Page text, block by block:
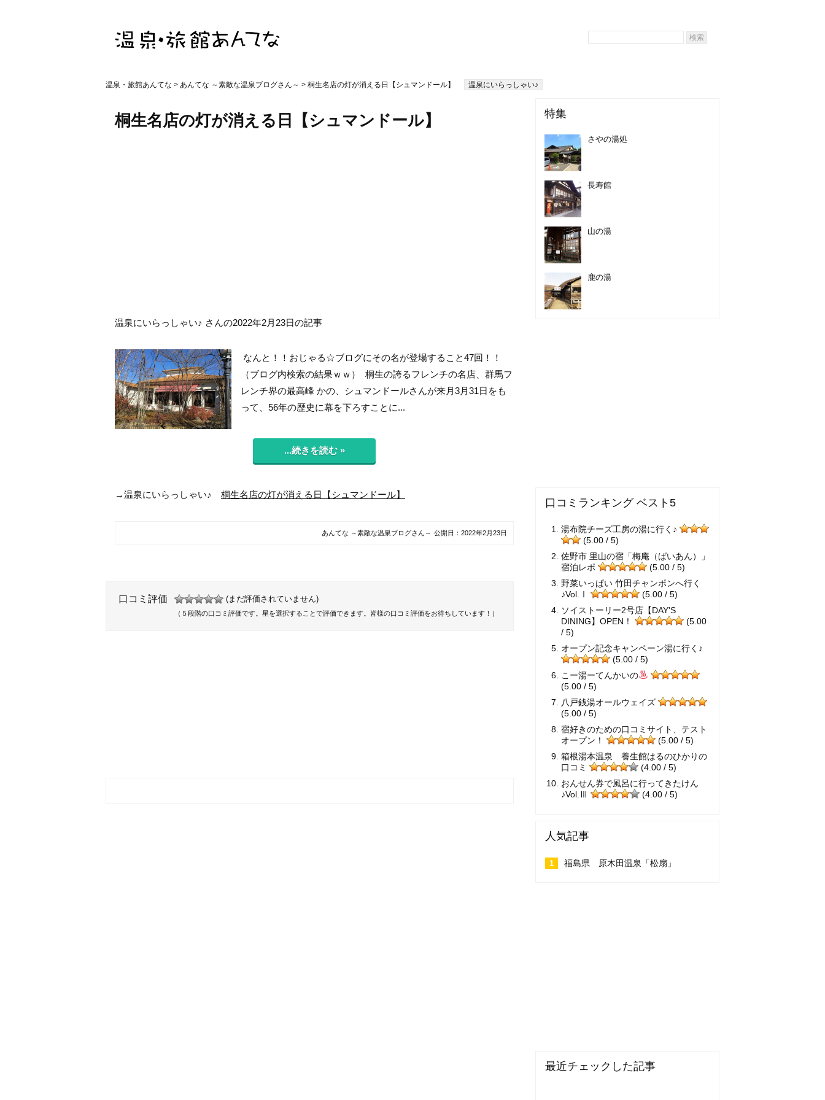
温泉・旅館あんてな > あんてな ～素敵な温泉ブログさん～ > 桐生名店の灯が消える日【シュマンドール】 温泉にいらっしゃい♪
桐生名店の灯が消える日【シュマンドール】
温泉にいらっしゃい♪ さんの2022年2月23日の記事
なんと！！おじゃる☆ブログにその名が登場すること47回！！
（ブログ内検索の結果ｗｗ） 桐生の誇るフレンチの名店、群馬フ
レンチ界の最高峰 かの、シュマンドールさんが来月3月31日をも
って、56年の歴史に幕を下ろすことに...
...続きを読む »
→温泉にいらっしゃい♪ 桐生名店の灯が消える日【シュマンドール】
あんてな ～素敵な温泉ブログさん～ 公開日： 2022年2月23日
口コミ評価 (まだ評価されていません)
（５段階の口コミ評価です。星を選択することで評価できます。皆様の口コミ評価をお待ちしています！）
特集
さやの湯処
長寿館
山の湯
鹿の湯
口コミランキング ベスト5
湯布院チーズ工房の湯に行く♪
(5.00 / 5)
佐野市 里山の宿「梅庵（ばいあん）」
宿泊レポ
(5.00 / 5)
野菜いっぱい 竹田チャンポンへ行く
♪Vol.Ⅰ
(5.00 / 5)
ソイストーリー2号店【DAY'S
DINING】OPEN！
(5.00
/ 5)
オープン記念キャンペーン湯に行く♪
(5.00 / 5)
こー湯ーてんかいの
(5.00 / 5)
八戸銭湯オールウェイズ
(5.00 / 5)
宿好きのための口コミサイト、テスト
オープン！
(5.00 / 5)
箱根湯本温泉 養生館はるのひかりの
口コミ
(4.00 / 5)
おんせん券で風呂に行ってきたけん
♪Vol.Ⅲ
(4.00 / 5)
人気記事
福島県 原木田温泉「松扇」
最近チェックした記事